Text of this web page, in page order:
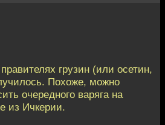
грузин (или осетин,
Похоже, можно
очередного варяга на
из Ичкерии.